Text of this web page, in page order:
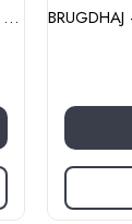
BLOMNING - gıda saklama kutusu, 11x7x20 cm (siyah)